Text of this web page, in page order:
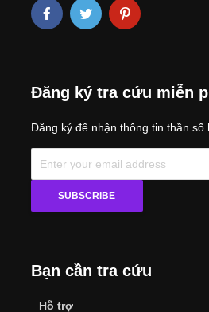
Đăng ký tra cứu miễn
Đăng ký để nhận thông tin thần số
Bạn cần tra cứu
Hỗ trợ